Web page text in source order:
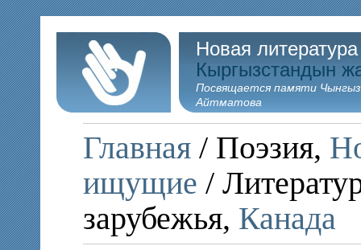
Новая
Кыргызстандын
Посвящается памяти
Айтматова
Главная / Поэзия,
ищущие /
зарубежья, Канада